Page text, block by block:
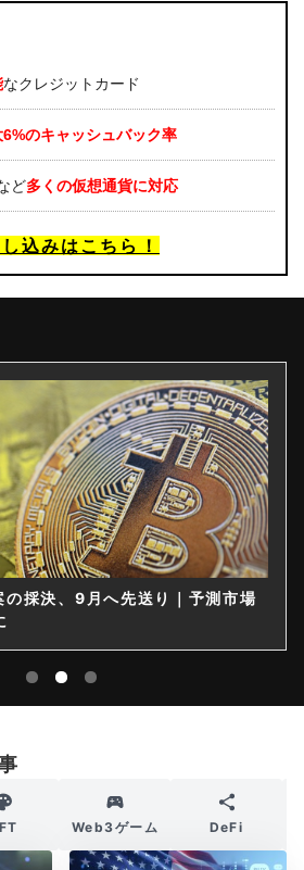
なクレジットカード
6%のキャッシュバック率
ど多くの仮想通貨に対応
込みはこちら！
の採決、9月へ先送り｜予測市場
Web3ゲーム DeFi